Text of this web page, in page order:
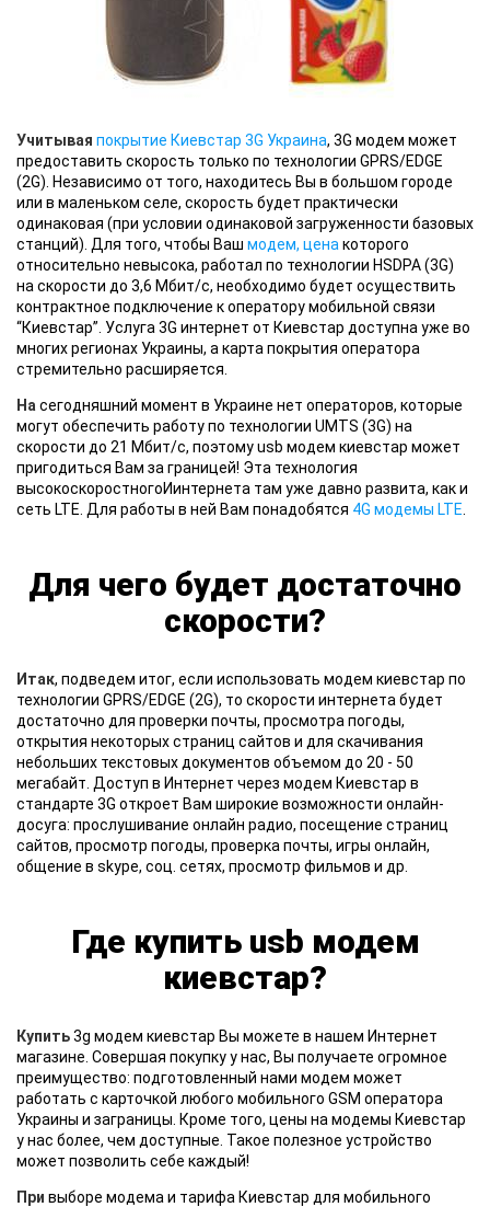
Учитывая покрытие Киевстар 3G Украина, 3G модем может
предоставить скорость только по технологии GPRS/EDGE
(2G). Независимо от того, находитесь Вы в большом городе
или в маленьком селе, скорость будет практически
одинаковая (при условии одинаковой загруженности базовых
станций). Для того, чтобы Ваш модем, цена которого
относительно невысока, работал по технологии HSDPA (3G)
на скорости до 3,6 Мбит/с, необходимо будет осуществить
контрактное подключение к оператору мобильной связи
“Киевстар”. Услуга 3G интернет от Киевстар доступна уже во
многих регионах Украины, а карта покрытия оператора
стремительно расширяется.
На сегодняшний момент в Украине нет операторов, которые
могут обеспечить работу по технологии UMTS (3G) на
скорости до 21 Мбит/с, поэтому usb модем киевстар может
пригодиться Вам за границей! Эта технология
высокоскоростногоИинтернета там уже давно развита, как и
сеть LTE. Для работы в ней Вам понадобятся 4G модемы LTE
Для чего будет достаточно
скорости?
Итак, подведем итог, если использовать модем киевстар по
технологии GPRS/EDGE (2G), то скорости интернета будет
достаточно для проверки почты, просмотра погоды,
открытия некоторых страниц сайтов и для скачивания
небольших текстовых документов объемом до 20 - 50
мегабайт. Доступ в Интернет через модем Киевстар в
стандарте 3G откроет Вам широкие возможности онлайн-
досуга: прослушивание онлайн радио, посещение страниц
сайтов, просмотр погоды, проверка почты, игры онлайн,
общение в skype, соц. сетях, просмотр фильмов и др.
Где купить usb модем
киевстар?
Купить3g модем киевстар Вы можете в нашем Интернет
магазине. Совершая покупку у нас, Вы получаете огромное
преимущество: подготовленный нами модем может
работать с карточкой любого мобильного GSM оператора
Украины и заграницы. Кроме того, цены на модемы Киевстар
у нас более, чем доступные. Такое полезное устройство
может позволить себе каждый!
При выборе модема и тарифа Киевстар для мобильного